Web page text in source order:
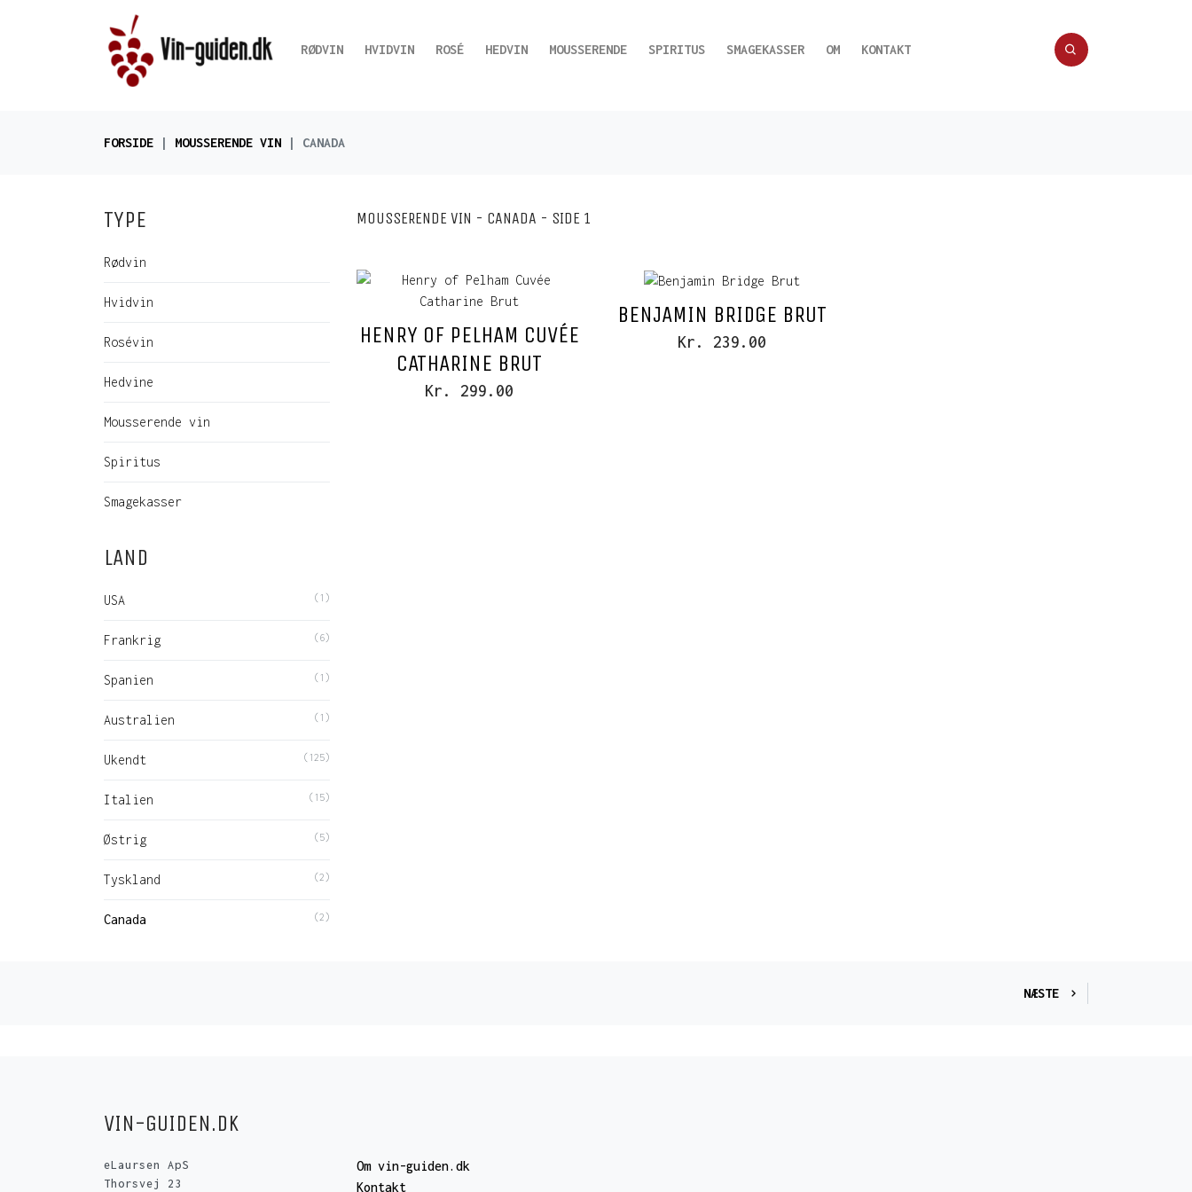
RØDVIN HVIDVIN ROSÉ HEDVIN MOUSSERENDE SPIRITUS SMAGEKASSER OM KONTAKT
FORSIDE MOUSSERENDE VIN CANADA
TYPE
Rødvin
Hvidvin
Rosévin
Hedvine
Mousserende vin
Spiritus
Smagekasser
LAND
USA (1)
Frankrig (6)
Spanien (1)
Australien (1)
Ukendt (125)
Italien (15)
Østrig (5)
Tyskland (2)
Canada (2)
MOUSSERENDE VIN - CANADA - SIDE 1
HENRY OF PELHAM CUVÉE
CATHARINE BRUT
Kr. 299.00
BENJAMIN BRIDGE BRUT
Kr. 239.00
NÆSTE
VIN-GUIDEN.DK
eLaursen ApS
Thorsvej 23
Om vin-guiden.dk
Kontakt